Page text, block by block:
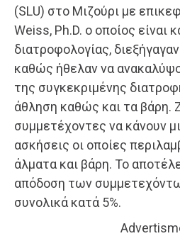
(SLU) στο Μιζούρι με
Weiss, Ph.D. ο οποίος είναι
διατροφολογίας,
καθώς ήθελαν να
της συγκεκριμένης
άθληση καθώς και τα βάρη.
συμμετέχοντες να κάνουν
ασκήσεις οι οποίες
άλματα και βάρη. Το
απόδοση των
συνολικά κατά 5%.